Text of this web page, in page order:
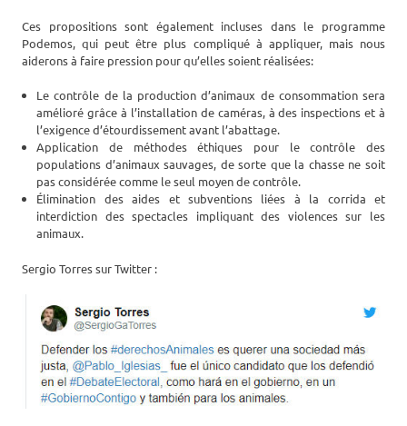
Ces propositions sont également incluses dans le programme
Podemos, qui peut être plus compliqué à appliquer, mais nous
aiderons à faire pression pour qu’elles soient réalisées:
Le contrôle de la production d’animaux de consommation sera
amélioré grâce à l’installation de caméras, à des inspections et à
l’exigence d’étourdissement avant l’abattage.
Application de méthodes éthiques pour le contrôle des
populations d’animaux sauvages, de sorte que la chasse ne soit
pas considérée comme le seul moyen de contrôle.
Élimination des aides et subventions liées à la corrida et
interdiction des spectacles impliquant des violences sur les
animaux.
Sergio Torres sur Twitter :